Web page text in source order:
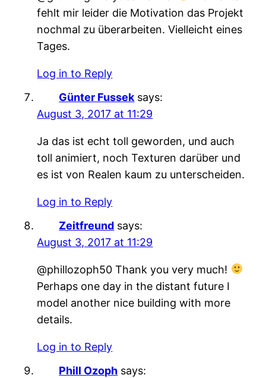
fehlt mir leider die Motivation das Projekt
nochmal zu überarbeiten. Vielleicht eines
Tages.
Log in to Reply
Günter Fussek says:
August 3, 2017 at 11:29
Ja das ist echt toll geworden, und auch
toll animiert, noch Texturen darüber und
es ist von Realen kaum zu unterscheiden.
Log in to Reply
Zeitfreund says:
August 3, 2017 at 11:29
@phillozoph50 Thank you very much!
Perhaps one day in the distant future I
model another nice building with more
details.
Log in to Reply
Phill Ozoph says: